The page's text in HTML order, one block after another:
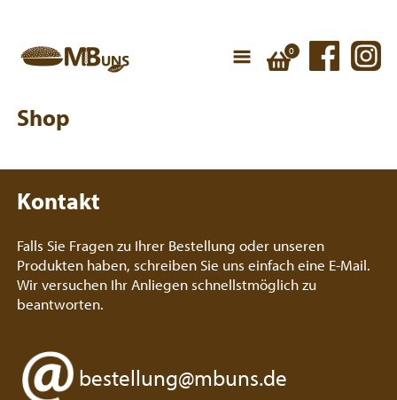
Shop
Kontakt
Falls Sie Fragen zu Ihrer Bestellung oder unseren
Produkten haben, schreiben Sie uns einfach eine E-Mail.
Wir versuchen Ihr Anliegen schnellstmöglich zu
beantworten.
bestellung@mbuns.de